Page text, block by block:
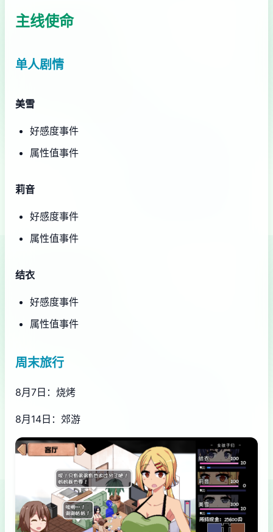
主线使命
单人剧情
美雪
好感度事件
属性值事件
莉音
好感度事件
属性值事件
结衣
好感度事件
属性值事件
周末旅行
8月7日：烧烤
8月14日：郊游